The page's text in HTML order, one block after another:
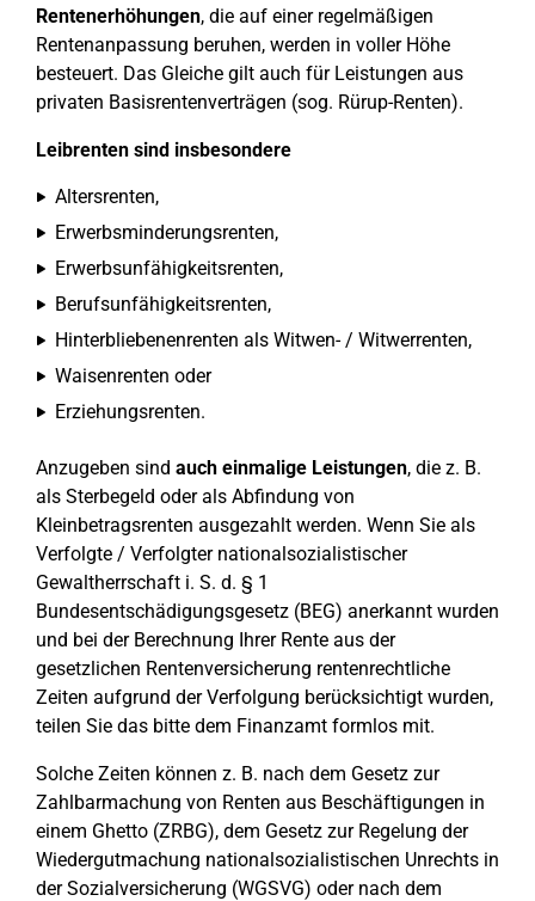
Rentenerhöhungen, die auf einer regelmäßigen
Rentenanpassung beruhen, werden in voller Höhe
besteuert. Das Gleiche gilt auch für Leistungen aus
privaten Basisrentenverträgen (sog. Rürup-Renten).
Leibrenten sind insbesondere
Altersrenten,
Erwerbsminderungsrenten,
Erwerbsunfähigkeitsrenten,
Berufsunfähigkeitsrenten,
Hinterbliebenenrenten als Witwen- / Witwerrenten,
Waisenrenten oder
Erziehungsrenten.
Anzugeben sind auch einmalige Leistungen, die z. B.
als Sterbegeld oder als Abfindung von
Kleinbetragsrenten ausgezahlt werden. Wenn Sie als
Verfolgte / Verfolgter nationalsozialistischer
Gewaltherrschaft i. S. d. § 1
Bundesentschädigungsgesetz (BEG) anerkannt wurden
und bei der Berechnung Ihrer Rente aus der
gesetzlichen Rentenversicherung rentenrechtliche
Zeiten aufgrund der Verfolgung berücksichtigt wurden,
teilen Sie das bitte dem Finanzamt formlos mit.
Solche Zeiten können z. B. nach dem Gesetz zur
Zahlbarmachung von Renten aus Beschäftigungen in
einem Ghetto (ZRBG), dem Gesetz zur Regelung der
Wiedergutmachung nationalsozialistischen Unrechts in
der Sozialversicherung (WGSVG) oder nach dem